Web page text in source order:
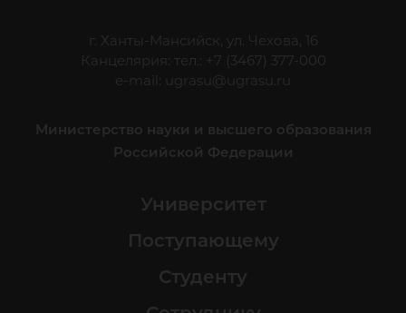
г. Ханты-Мансийск, ул. Чехова, 16
Канцелярия: тел.: +7 (3467) 377-000
e-mail:
ugrasu@ugrasu.ru
Министерство науки и высшего образования
Российской Федерации
Университет
Поступающему
Студенту